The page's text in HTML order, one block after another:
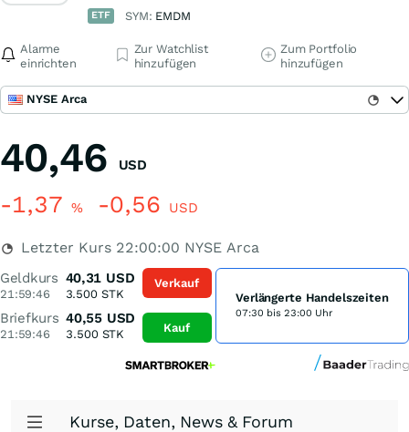
ETF SYM: EMDM
Alarme
einrichten
Zur Watchlist
hinzufügen
Zum Portfolio
hinzufügen
NYSE Arca
40,46 USD
-1,37 % -0,56 USD
Letzter Kurs 22:00:00 NYSE Arca
Geldkurs
21:59:46
40,31 USD
3.500STK
Briefkurs
21:59:46
40,55 USD
3.500STK
Verkauf
Kauf
Verlängerte Handelszeiten
07:30 bis 23:00 Uhr
Kurse, Daten, News & Forum